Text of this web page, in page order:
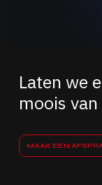
Laten we
moois
MAAK EEN